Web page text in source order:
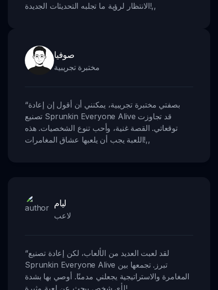
الانتظار لرؤية ما تجلبه التحديثات الجديدة!,,
صوفيا
مختبرة تجريبية
“بصفتي مختبرة تجريبية، يمكنني أن أقول إن إعادة
تصنيع Sprunkin Everyone Alive قد تجاوزت
توقعاتي. القصة غنية، وأحب تنوع الشخصيات. هذه
اللعبة يجب أن يلعبها عشاق المغامرات!,,
ليام
لاعب
“لقد لعبت العديد من الألعاب، لكن إعادة تصنيع
Sprunkin Everyone Alive تبرز. تجمعها بين
المغامرة والاستراتيجية يجعلني مدمنًا. أوصي بها بشدة
لأي شخص يبحث عن لعبة مثيرة!